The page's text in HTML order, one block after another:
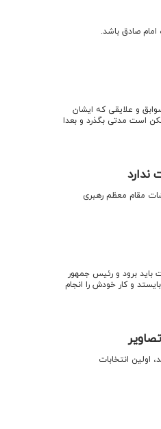
امام صادق باشد.
و علایقی که ایشان
است مدتی بگذرد و بعدا
ندارد
مقام معظم رهبری
برود و رئیس جمهور
و کار خودش را انجام
اولین انتخابات